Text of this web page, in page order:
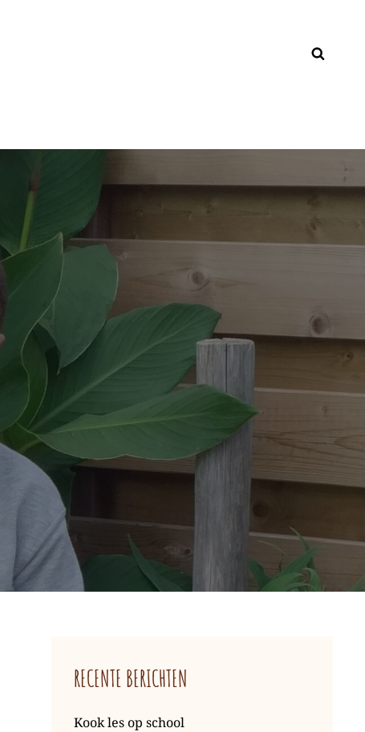
RECENTE BERICHTEN
Kook les op school